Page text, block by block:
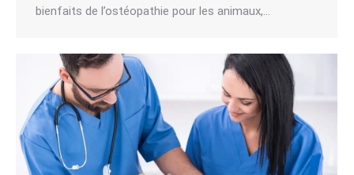
bienfaits de l’ostéopathie pour les animaux,…